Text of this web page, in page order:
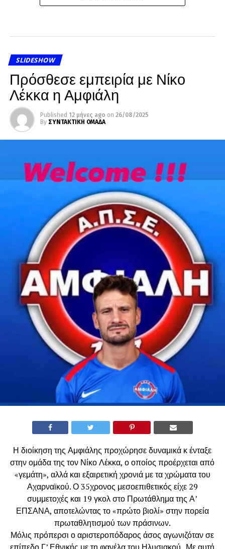
SLIDESHOW
Πρόσθεσε εμπειρία με Νίκο
Λέκκα η Αμφιάλη
Published 12 μήνες ago on 26/08/2025
By ΣΥΝΤΑΚΤΙΚΗ ΟΜΑΔΑ
Η διοίκηση της Αμφιάλης προχώρησε δυναμικά κ ένταξε
στην ομάδα της τον Νίκο Λέκκα, ο οποίος προέρχεται από
«γεμάτη», αλλά και εξαιρετική χρονιά με τα χρώματα του
Αχαρναϊκού. Ο 35χρονος μεσοεπιθετικός είχε 29
συμμετοχές και 19 γκολ στο Πρωτάθλημα της Α’
ΕΠΣΑΝΑ, αποτελώντας το «πρώτο βιολί» στην πορεία
πρωταθλητισμού των πράσινων.
Μόλις πρόπερσι ο αριστεροπόδαρος άσος αγωνιζόταν σε